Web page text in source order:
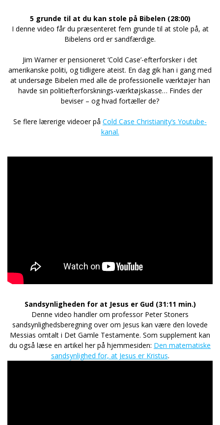
5 grunde til at du kan stole på Bibelen (28:00)
I denne video får du præsenteret fem grunde til at stole på, at
Bibelens ord er sandfærdige.
Jim Warner er pensioneret ‘Cold Case’-efterforsker i det
amerikanske politi, og tidligere ateist. En dag gik han i gang med
at undersøge Bibelen med alle de professionelle værktøjer han
havde sin politiefterforsknings-værktøjskasse… Findes der
beviser – og hvad fortæller de?
Se flere lærerige videoer på Cold Case Christianity’s Youtube-
kanal.
Sandsynligheden for at Jesus er Gud (31:11 min.)
Denne video handler om professor Peter Stoners
sandsynlighedsberegning over om Jesus kan være den lovede
Messias omtalt i Det Gamle Testamente. Som supplement kan
du også læse en artikel her på hjemmesiden: Den matematiske
sandsynlighed for, at Jesus er Kristus.